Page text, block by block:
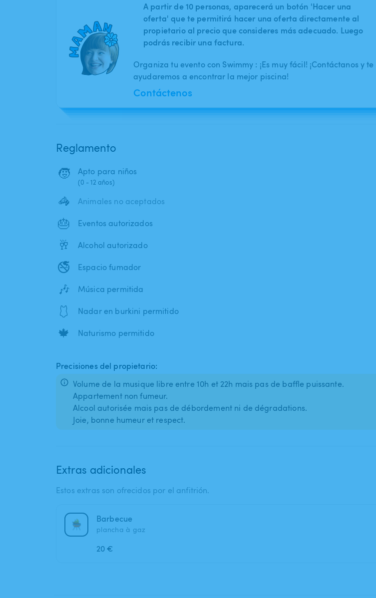
A partir de 10 personas, aparecerá un botón 'Hacer una
oferta' que te permitirá hacer una oferta directamente al
propietario al precio que consideres más adecuado. Luego
podrás recibir una factura.
Organiza tu evento con Swimmy : ¡Es muy fácil! ¡Contáctanos y te
ayudaremos a encontrar la mejor piscina!
Contáctenos
Reglamento
🧒 Apto para niños
(0 - 12 años)
🦓 Animales no aceptados
🎂 Eventos autorizados
🥂 Alcohol autorizado
🚭 Espacio fumador
🎶 Música permitida
🩱 Nadar en burkini permitido
🍁 Naturismo permitido
Precisiones del propietario:
Volume de la musique libre entre 10h et 22h mais pas de baffle puissante.
Appartement non fumeur.
Alcool autorisée mais pas de débordement ni de dégradations.
Extras adicionales
Estos extras son ofrecidos por el anfitrión.
Barbecue
plancha à gaz
20 €